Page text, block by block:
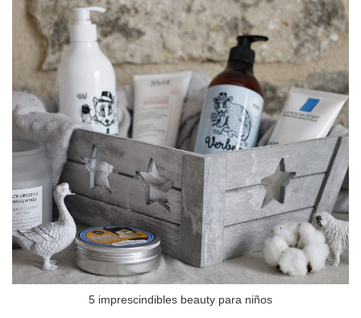
5 imprescindibles beauty para niños